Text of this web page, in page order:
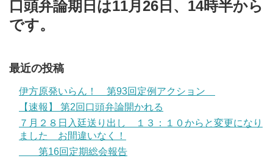
口頭弁論期日は11月26日、14時半から
です。
最近の投稿
伊方原発いらん！ 第93回定例アクション
【速報】 第2回口頭弁論開かれる
７月２８日入廷送り出し １３：１０からと変更になり
ました お間違いなく！
第16回定期総会報告